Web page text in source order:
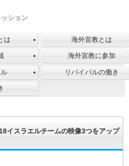
は 海外宣教とは
海外宣教に参加
リバイバルの働き
イスラエルチームの映像3つをアップ